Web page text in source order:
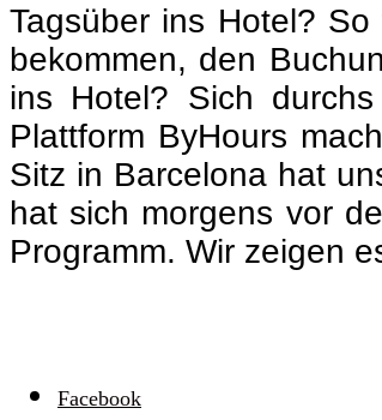
Tagsüber ins Hotel?
bekommen, den
ins Hotel? Sich
Plattform ByHours
Sitz in Barcelona hat
hat sich morgens vor
Programm. Wir zeigen
Facebook